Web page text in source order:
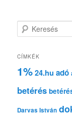
e
e
é
CÍMKÉK
1% 24.hu adó
betérés
Darvas István